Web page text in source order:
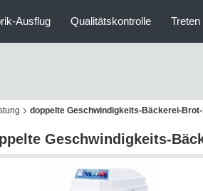
Ausflug Qualitätskontrolle
doppelte Geschwindigkeits-Bäckerei-
Geschwindigkeits-